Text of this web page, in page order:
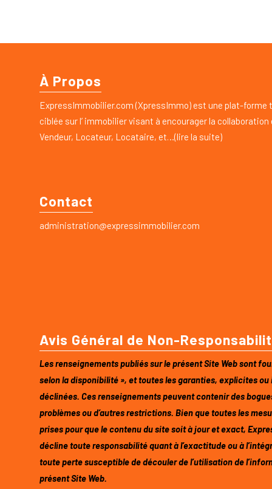
À Propos
ExpressImmobilier.com (XpressImmo) est une plat-forme
ciblée sur l’ immobilier visant à encourager la
Vendeur, Locateur, Locataire, et…(lire la suite)
Contact
administration@expressimmobilier.com
Avis Général de Non-
Les renseignements publiés sur le présent Site Web sont
selon la disponibilité », et toutes les garanties, explicites
déclinées. Ces renseignements peuvent contenir des
problèmes ou d’autres restrictions. Bien que toutes les
prises pour que le contenu du site soit à jour et exact,
décline toute responsabilité quant à l’exactitude ou à
toute perte susceptible de découler de l’utilisation de
présent Site Web.